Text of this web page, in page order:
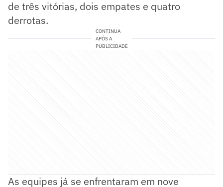
de três vitórias, dois empates e quatro
derrotas.
CONTINUA
APÓS A
PUBLICIDADE
As equipes já se enfrentaram em nove